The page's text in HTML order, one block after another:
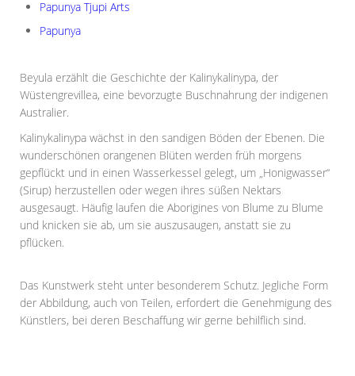
Papunya Tjupi Arts
Papunya
Beyula erzählt die Geschichte der Kalinykalinypa, der
Wüstengrevillea, eine bevorzugte Buschnahrung der indigenen
Australier.
Kalinykalinypa wächst in den sandigen Böden der Ebenen. Die
wunderschönen orangenen Blüten werden früh morgens
gepflückt und in einen Wasserkessel gelegt, um „Honigwasser“
(Sirup) herzustellen oder wegen ihres süßen Nektars
ausgesaugt. Häufig laufen die Aborigines von Blume zu Blume
und knicken sie ab, um sie auszusaugen, anstatt sie zu
pflücken.
Das Kunstwerk steht unter besonderem Schutz. Jegliche Form
der Abbildung, auch von Teilen, erfordert die Genehmigung des
Künstlers, bei deren Beschaffung wir gerne behilflich sind.